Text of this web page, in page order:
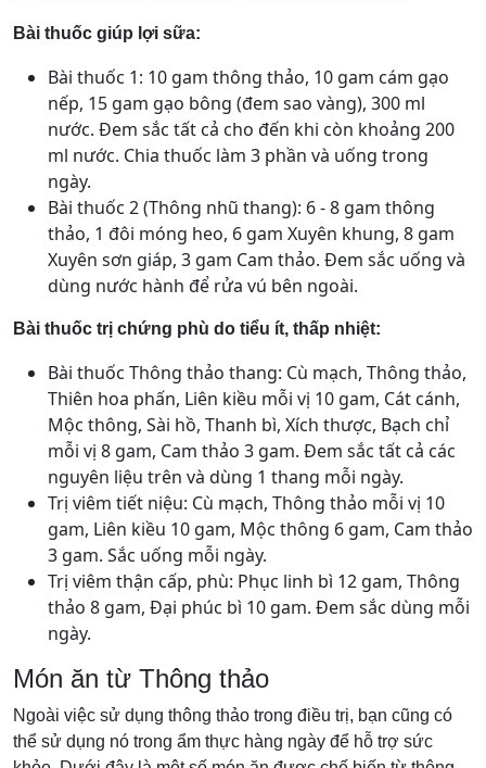
Bài thuốc giúp lợi sữa:
Bài thuốc 1: 10 gam thông thảo, 10 gam cám gạo
nếp, 15 gam gạo bông (đem sao vàng), 300 ml
nước. Đem sắc tất cả cho đến khi còn khoảng 200
ml nước. Chia thuốc làm 3 phần và uống trong
ngày.
Bài thuốc 2 (Thông nhũ thang): 6 - 8 gam thông
thảo, 1 đôi móng heo, 6 gam Xuyên khung, 8 gam
Xuyên sơn giáp, 3 gam Cam thảo. Đem sắc uống và
dùng nước hành để rửa vú bên ngoài.
Bài thuốc trị chứng phù do tiểu ít, thấp nhiệt:
Bài thuốc Thông thảo thang: Cù mạch, Thông thảo,
Thiên hoa phấn, Liên kiều mỗi vị 10 gam, Cát cánh,
Mộc thông, Sài hồ, Thanh bì, Xích thược, Bạch chỉ
mỗi vị 8 gam, Cam thảo 3 gam. Đem sắc tất cả các
nguyên liệu trên và dùng 1 thang mỗi ngày.
Trị viêm tiết niệu: Cù mạch, Thông thảo mỗi vị 10
gam, Liên kiều 10 gam, Mộc thông 6 gam, Cam thảo
3 gam. Sắc uống mỗi ngày.
Trị viêm thận cấp, phù: Phục linh bì 12 gam, Thông
thảo 8 gam, Đại phúc bì 10 gam. Đem sắc dùng mỗi
ngày.
Món ăn từ Thông thảo
Ngoài việc sử dụng thông thảo trong điều trị, bạn cũng có
thể sử dụng nó trong ẩm thực hàng ngày để hỗ trợ sức